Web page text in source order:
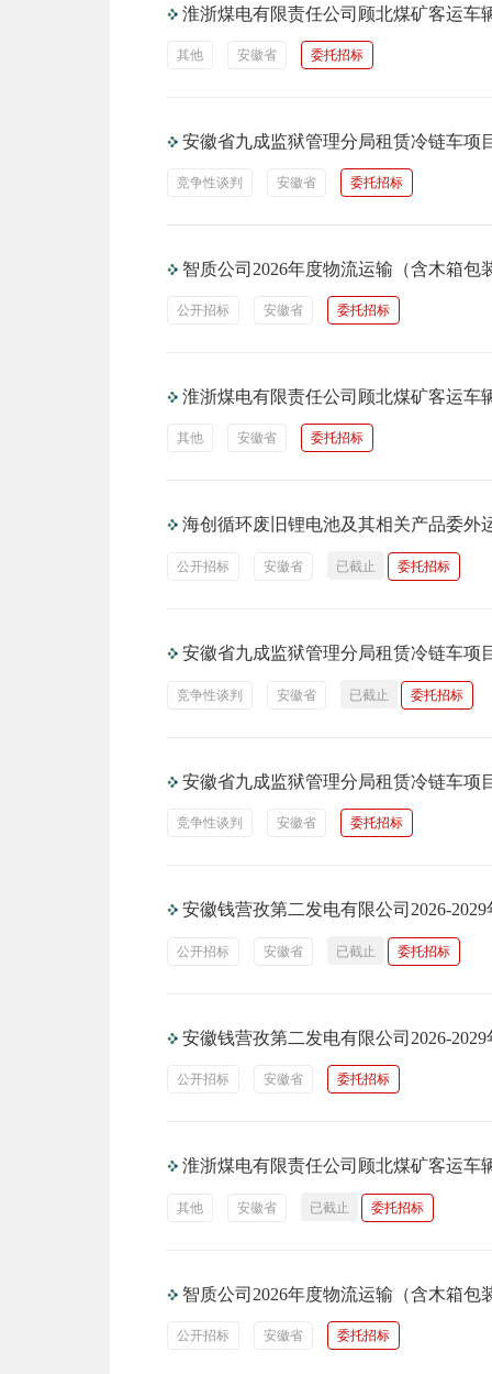
淮浙煤电有限责任公司顾北煤矿客运车
其他 安徽省 委托招标
安徽省九成监狱管理分局租赁冷链车项
竞争性谈判 安徽省 委托招标
智质公司2026年度物流运输（含木箱包
公开招标 安徽省 委托招标
淮浙煤电有限责任公司顾北煤矿客运车
其他 安徽省 委托招标
海创循环废旧锂电池及其相关产品委外
公开招标 安徽省 已截止 委托招标
安徽省九成监狱管理分局租赁冷链车项
竞争性谈判 安徽省 已截止 委托招标
安徽省九成监狱管理分局租赁冷链车项
竞争性谈判 安徽省 委托招标
安徽钱营孜第二发电有限公司2026-
公开招标 安徽省 已截止 委托招标
安徽钱营孜第二发电有限公司2026-
公开招标 安徽省 委托招标
淮浙煤电有限责任公司顾北煤矿客运车
其他 安徽省 已截止 委托招标
智质公司2026年度物流运输（含木箱包
公开招标 安徽省 委托招标